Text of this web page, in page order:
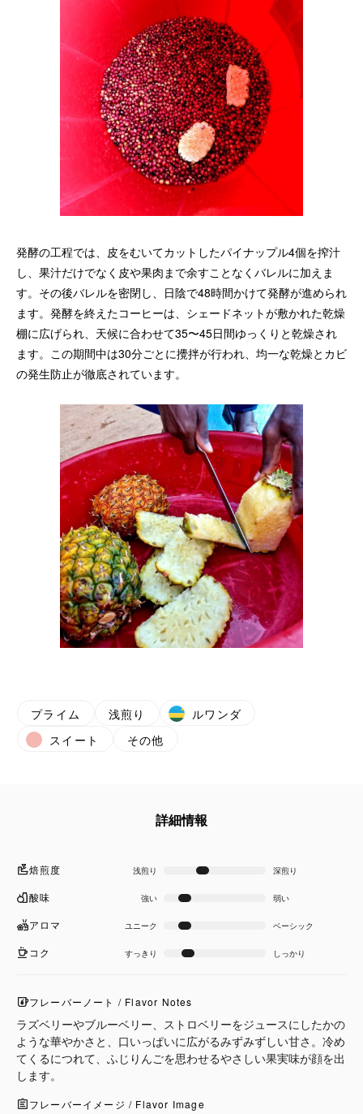
発酵の工程では、皮をむいてカットしたパイナップル4個を搾汁
し、果汁だけでなく皮や果肉まで余すことなくバレルに加えま
す。その後バレルを密閉し、日陰で48時間かけて発酵が進められ
ます。発酵を終えたコーヒーは、シェードネットが敷かれた乾燥
棚に広げられ、天候に合わせて35〜45日間ゆっくりと乾燥され
ます。この期間中は30分ごとに攪拌が行われ、均一な乾燥とカビ
の発生防止が徹底されています。
プライム 浅煎り
ルワンダ
スイート
その他
詳細情報
焙煎度 浅煎り 深煎り
酸味 強い 弱い
アロマ ユニーク ベーシック
コク すっきり しっかり
フレーバーノート / Flavor Notes
ラズベリーやブルーベリー、ストロベリーをジュースにしたかの
ような華やかさと、口いっぱいに広がるみずみずしい甘さ。冷め
てくるにつれて、ふじりんごを思わせるやさしい果実味が顔を出
します。
フレーバーイメージ / Flavor Image